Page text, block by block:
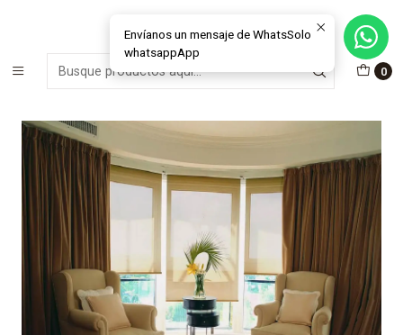
0
MÁS DE 15 AÑOS FABRICANDO E INSTALANDO SOLUCIONES DE
CRISTAL Y VENTANAS
Inicio Cortinas Roller
Cortina Roller Gasa Ecru 7% Mecanismo HD 38
Envíanos un mensaje de WhatsSolo
whatsappApp